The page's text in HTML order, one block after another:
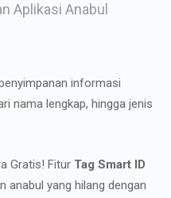
Aplikasi Anabul
informasi
nama lengkap, hingga jenis
Gratis! Fitur Tag Smart ID
anabul yang hilang dengan